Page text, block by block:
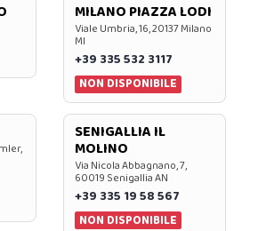
MILANO PIAZZA LODI
Viale Umbria, 16, 20137 Milano
MI
+39 335 532 3117
NON DISPONIBILE
SENIGALLIA IL
MOLINO
Via Nicola Abbagnano, 7,
60019 Senigallia AN
+39 335 19 58 567
NON DISPONIBILE